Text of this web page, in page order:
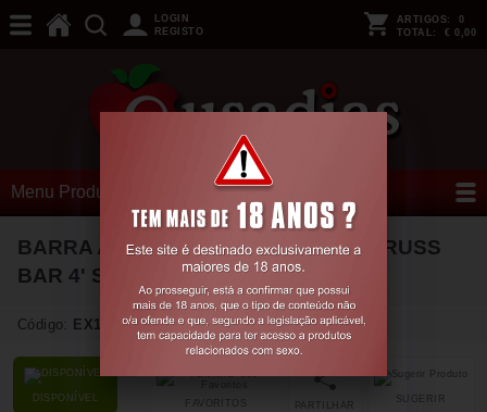
LOGIN
REGISTO
ARTIGOS: 0
TOTAL: € 0,00
Menu Produtos
BARRA AFASTADORA SPREADER TRUSS
BAR 4' STEEL
Código: EX17298
DISPONÍVEL SUGERIR
PARTILHAR
FAVORITOS